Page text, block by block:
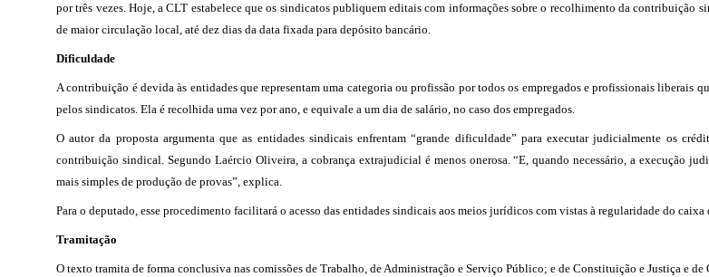
por três vezes. Hoje, a CLT estabelece que os sindicatos publiquem editais com informações sobre o recolhimento da contribuição
de maior circulação local, até dez dias da data fixada para depósito bancário.
Dificuldade
A contribuição é devida às entidades que representam uma categoria ou profissão por todos os empregados e profissionais liberais
pelos sindicatos. Ela é recolhida uma vez por ano, e equivale a um dia de salário, no caso dos empregados.
O autor da proposta argumenta que as entidades sindicais enfrentam “grande dificuldade” para executar judicialmente os
contribuição sindical. Segundo Laércio Oliveira, a cobrança extrajudicial é menos onerosa. “E, quando necessário, a execução
mais simples de produção de provas”, explica.
Para o deputado, esse procedimento facilitará o acesso das entidades sindicais aos meios jurídicos com vistas à regularidade do
Tramitação
O texto tramita de forma conclusiva nas comissões de Trabalho, de Administração e Serviço Público; e de Constituição e Justiça e de